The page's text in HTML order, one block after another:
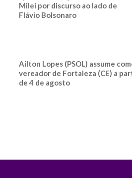
Milei por discurso ao lado de
Flávio Bolsonaro
Ailton Lopes (PSOL) assume
vereador de Fortaleza (CE) a
de 4 de agosto